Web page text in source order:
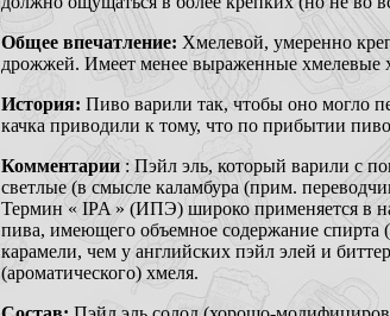
Общее впечатление: Хмелевой, умеренно
дрожжей. Имеет менее выраженные хмелевые
История: Пиво варили так, чтобы оно могло
качка приводили к тому, что по прибытии
Комментарии: Пэйл эль, который варили с
светлые (в смысле каламбура (прим.
Термин « IPA » (ИПЭ) широко применяется в
пива, имеющего объемное содержание спирта
карамели, чем у английских пэйл элей и
(ароматического) хмеля.